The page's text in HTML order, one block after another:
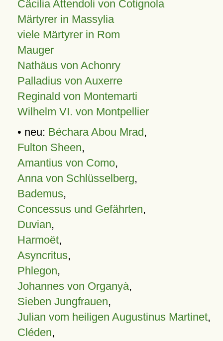
Cäcilia Attendoli von Cotignola
Märtyrer in Massylia
viele Märtyrer in Rom
Mauger
Nathäus von Achonry
Palladius von Auxerre
Reginald von Montemarti
Wilhelm VI. von Montpellier
• neu: Béchara Abou Mrad,
Fulton Sheen,
Amantius von Como,
Anna von Schlüsselberg,
Bademus,
Concessus und Gefährten,
Duvian,
Harmoët,
Asyncritus,
Phlegon,
Johannes von Organyà,
Sieben Jungfrauen,
Julian vom heiligen Augustinus Martinet,
Cléden,